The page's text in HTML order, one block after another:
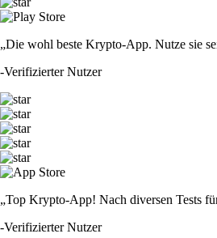
„Die wohl beste Krypto-App. Nutze sie
-Verifizierter Nutzer
„Top Krypto-App! Nach diversen Tests
-Verifizierter Nutzer